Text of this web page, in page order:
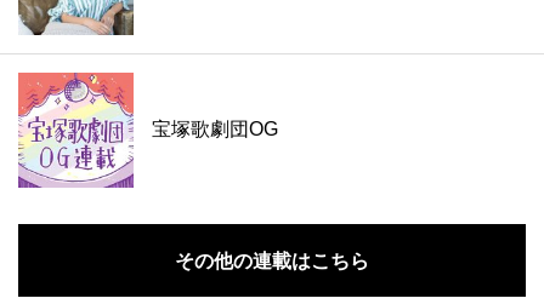
宝塚歌劇団OG
その他の連載はこちら